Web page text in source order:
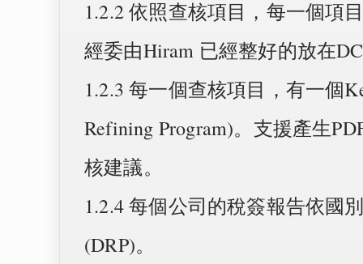
1.2.2 依照查核項目，每一個項
經委由Hiram 已經整好的放在
1.2.3 每一個查核項目，有一個
Refining Program)。支援產生
核建議。
1.2.4 每個公司的稅簽報告依國
(DRP)。